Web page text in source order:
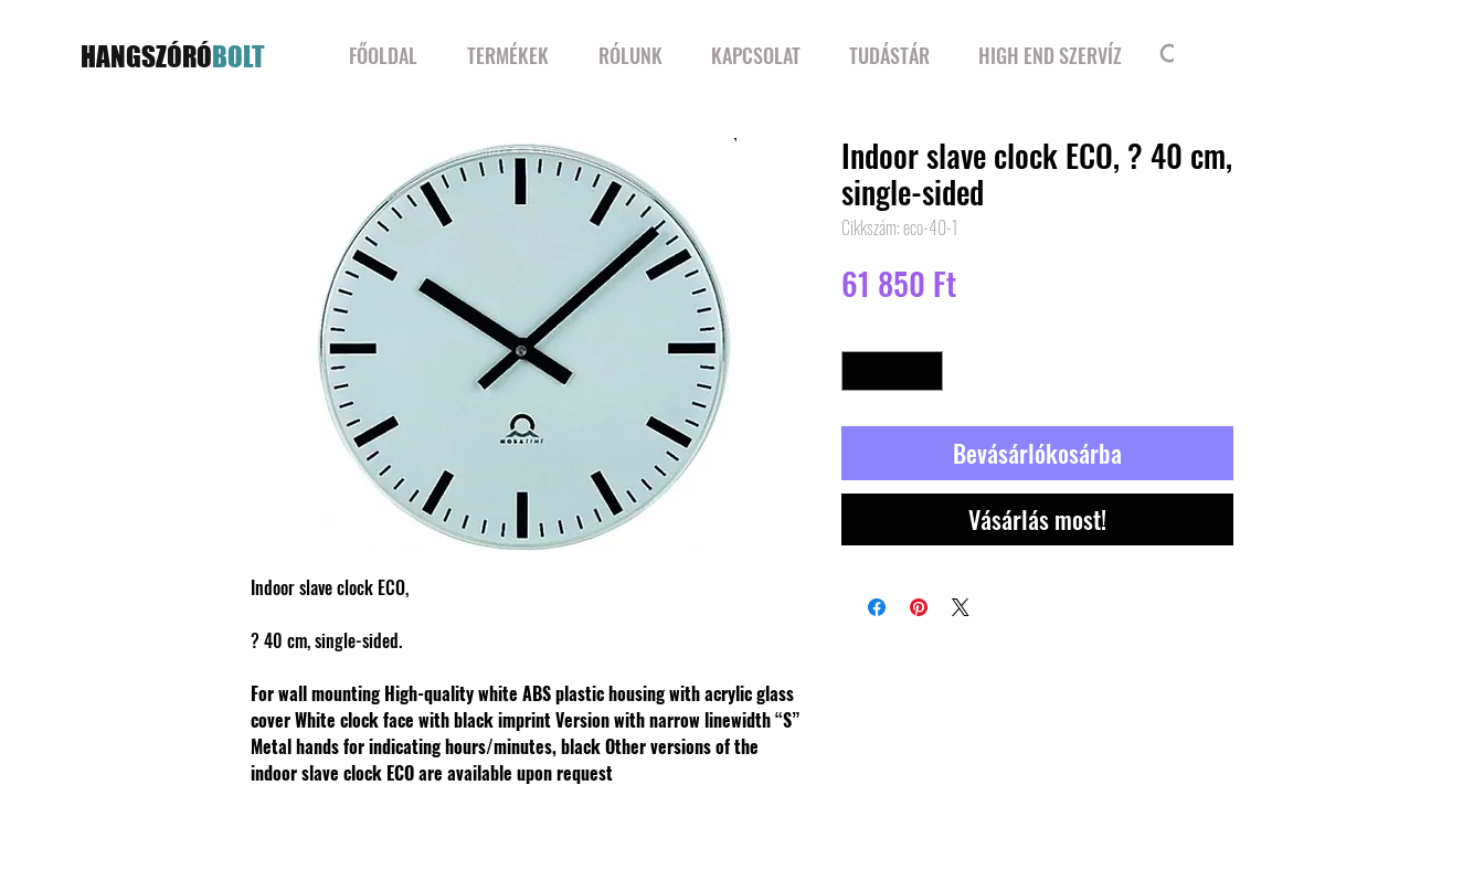
HANGSZÓRÓBOLT FŐOLDAL TERMÉKEK RÓLUNK KAPCSOLAT TUDÁSTÁR HIGH END SZERVÍZ
Indoor slave clock ECO,
? 40 cm, single-sided.
For wall mounting High-quality white ABS plastic housing with acrylic glass
coverWhite clock face with black imprintVersion with narrow linewidth “S”
Metal hands for indicating hours/minutes, blackOther versions of the
indoor slave clock ECO are available upon request
Indoor slave clock ECO, ? 40 cm,
single-sided
Cikkszám: eco-40-1
61 850 FtÁr
Bevásárlókosárba
Vásárlás most!